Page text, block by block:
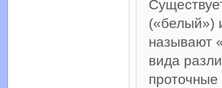
(«белый»)
называют
вида